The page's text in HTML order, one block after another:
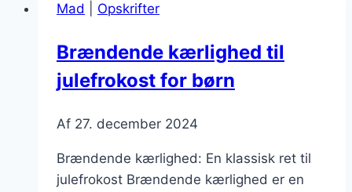
krydret
velsmagende
ret
Mad Opskrifter
Brændende kærlighed til
julefrokost for børn
Af 27. december 2024
Brændende kærlighed: En klassisk ret til
julefrokost Brændende kærlighed er en